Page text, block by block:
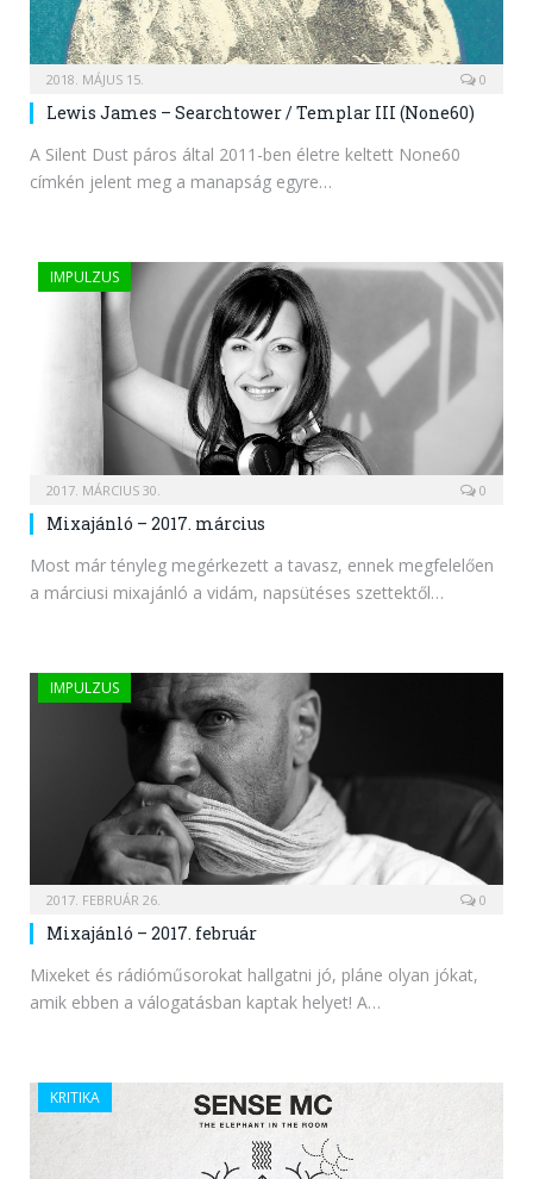
2018. MÁJUS 15. 0
Lewis James – Searchtower / Templar III (None60)
A Silent Dust páros által 2011-ben életre keltett None60
címkén jelent meg a manapság egyre…
IMPULZUS
2017. MÁRCIUS 30. 0
Mixajánló – 2017. március
Most már tényleg megérkezett a tavasz, ennek megfelelően
a márciusi mixajánló a vidám, napsütéses szettektől…
IMPULZUS
2017. FEBRUÁR 26. 0
Mixajánló – 2017. február
Mixeket és rádióműsorokat hallgatni jó, pláne olyan jókat,
amik ebben a válogatásban kaptak helyet! A…
KRITIKA